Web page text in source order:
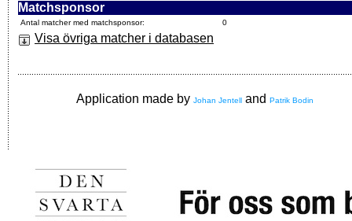
Matchsponsor
Antal matcher med matchsponsor: 0
Visa övriga matcher i databasen
Application made by Johan Jentell and Patrik Bodin